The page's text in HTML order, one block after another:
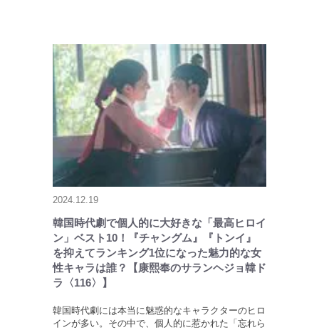
2024.12.19
韓国時代劇で個人的に大好きな「最高ヒロイ
ン」ベスト10！『チャングム』『トンイ』
を抑えてランキング1位になった魅力的な女
性キャラは誰？【康熙奉のサランヘジョ韓ド
ラ〈116〉】
韓国時代劇には本当に魅惑的なキャラクターのヒロ
インが多い。その中で、個人的に惹かれた「忘れら